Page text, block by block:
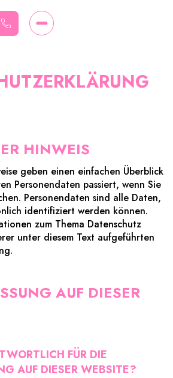
HINWEIS
geben einen einfachen Überblick
Personendaten passiert, wenn Sie
Personendaten sind alle Daten,
identifiziert werden können.
zum Thema Datenschutz
unter diesem Text aufgeführten
AUF DIESER
FÜR DIE
AUF DIESER WEBSITE?